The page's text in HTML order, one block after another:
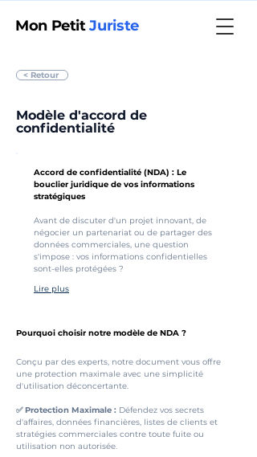
Mon PetitJuriste
< Retour
Modèle d'accord de
confidentialité
Accord de confidentialité (NDA) : Le
bouclier juridique de vos informations
stratégiques
Avant de discuter d'un projet innovant, de
négocier un partenariat ou de partager des
données commerciales, une question
s'impose : vos informations confidentielles
sont-elles protégées ?
Lire plus
Pourquoi choisir notre modèle de NDA ?
Conçu par des experts, notre document vous offre
une protection maximale avec une simplicité
d'utilisation déconcertante.
✅ Protection Maximale : Défendez vos secrets
d'affaires, données financières, listes de clients et
stratégies commerciales contre toute fuite ou
utilisation non autorisée.